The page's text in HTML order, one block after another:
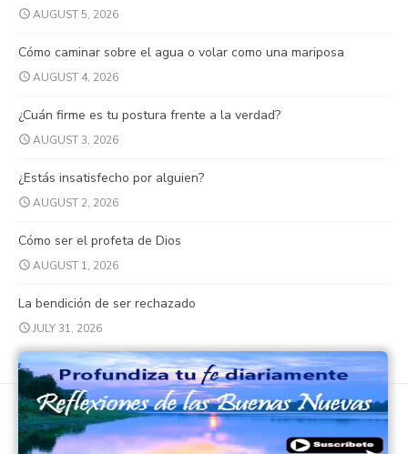
AUGUST 5, 2026
Cómo caminar sobre el agua o volar como una mariposa
AUGUST 4, 2026
¿Cuán firme es tu postura frente a la verdad?
AUGUST 3, 2026
¿Estás insatisfecho por alguien?
AUGUST 2, 2026
Cómo ser el profeta de Dios
AUGUST 1, 2026
La bendición de ser rechazado
JULY 31, 2026
© 2026 Buenas Nuevas Católicas